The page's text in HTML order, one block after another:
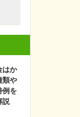
はか
類や
例を
説